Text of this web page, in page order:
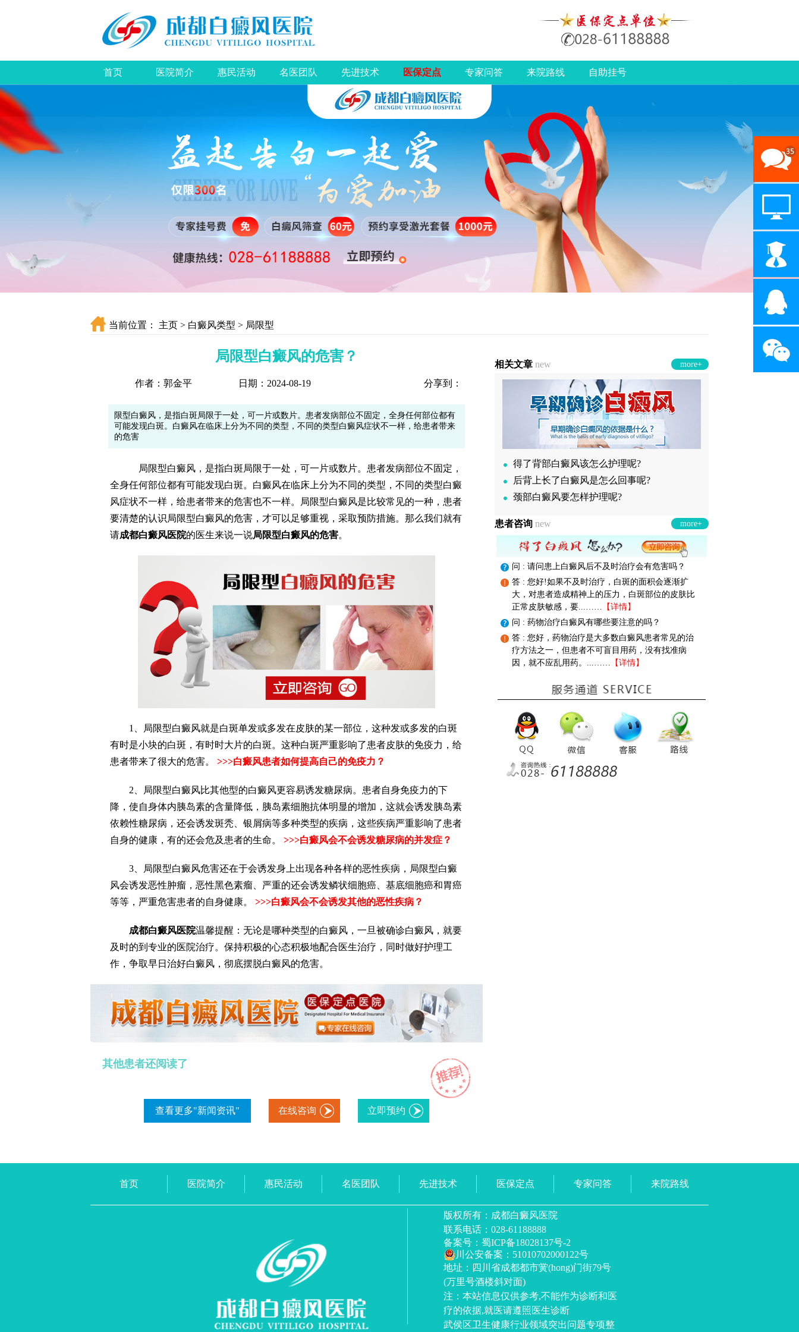
首页 医院简介 惠民活动 名医团队 先进技术 医保定点 专家问答 来院路线 自助挂号
当前位置： 主页 > 白癜风类型 > 局限型
局限型白癜风的危害？
分享到：
作者：郭金平 日期：2024-08-19
限型白癜风，是指白斑局限于一处，可一片或数片。患者发病部位不固定，全身任何部位都有
可能发现白斑。白癜风在临床上分为不同的类型，不同的类型白癜风症状不一样，给患者带来
的危害
局限型白癜风，是指白斑局限于一处，可一片或数片。患者发病部位不固定，
全身任何部位都有可能发现白斑。白癜风在临床上分为不同的类型，不同的类型白癜
风症状不一样，给患者带来的危害也不一样。局限型白癜风是比较常见的一种，患者
要清楚的认识局限型白癜风的危害，才可以足够重视，采取预防措施。那么我们就有
请成都白癜风医院的医生来说一说局限型白癜风的危害。
1、局限型白癜风就是白斑单发或多发在皮肤的某一部位，这种发或多发的白斑
有时是小块的白斑，有时时大片的白斑。这种白斑严重影响了患者皮肤的免疫力，给
患者带来了很大的危害。
>>>白癜风患者如何提高自己的免疫力？
2、局限型白癜风比其他型的白癜风更容易诱发糖尿病。患者自身免疫力的下
降，使自身体内胰岛素的含量降低，胰岛素细胞抗体明显的增加，这就会诱发胰岛素
依赖性糖尿病，还会诱发斑秃、银屑病等多种类型的疾病，这些疾病严重影响了患者
自身的健康，有的还会危及患者的生命。
>>>白癜风会不会诱发糖尿病的并发症？
3、局限型白癜风危害还在于会诱发身上出现各种各样的恶性疾病，局限型白癜
风会诱发恶性肿瘤，恶性黑色素瘤、严重的还会诱发鳞状细胞癌、基底细胞癌和胃癌
等等，严重危害患者的自身健康。
>>>白癜风会不会诱发其他的恶性疾病？
成都白癜风医院温馨提醒：无论是哪种类型的白癜风，一旦被确诊白癜风，就要
及时的到专业的医院治疗。保持积极的心态积极地配合医生治疗，同时做好护理工
作，争取早日治好白癜风，彻底摆脱白癜风的危害。
其他患者还阅读了
查看更多"新闻资讯" 在线咨询 立即预约
相关文章 new more+
得了背部白癜风该怎么护理呢?
后背上长了白癜风是怎么回事呢?
颈部白癜风要怎样护理呢?
患者咨询 new more+
问 : 请问患上白癜风后不及时治疗会有危害吗？
答 : 您好!如果不及时治疗，白斑的面积会逐渐扩
大，对患者造成精神上的压力，白斑部位的皮肤比
正常皮肤敏感，要...…… 【详情】
问 : 药物治疗白癜风有哪些要注意的吗？
答 : 您好，药物治疗是大多数白癜风患者常见的治
疗方法之一，但患者不可盲目用药，没有找准病
因，就不应乱用药。...…… 【详情】
首页 医院简介 惠民活动 名医团队 先进技术 医保定点 专家问答 来院路线
版权所有：成都白癜风医院
联系电话：028-61188888
备案号：蜀ICP备18028137号-2
川公安备案：51010702000122号
地址：四川省成都都市黉(hong)门街79号
(万里号酒楼斜对面)
注：本站信息仅供参考,不能作为诊断和医
疗的依据,就医请遵照医生诊断
武侯区卫生健康行业领域突出问题专项整